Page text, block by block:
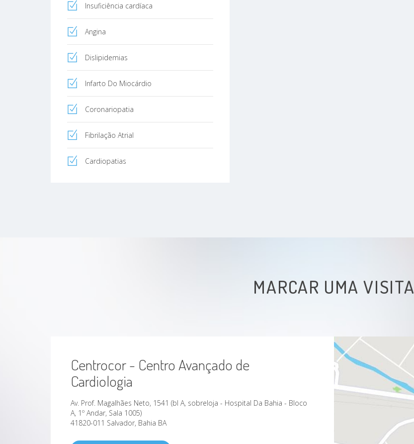
Insuficiência cardíaca
Angina
Dislipidemias
Infarto Do Miocárdio
Coronariopatia
Fibrilação Atrial
Cardiopatias
MARCAR UMA VISITA
Centrocor - Centro Avançado de
Cardiologia
Av. Prof. Magalhães Neto, 1541 (bl A, sobreloja - Hospital Da Bahia - Bloco
A, 1º Andar, Sala 1005)
41820-011 Salvador, Bahia BA